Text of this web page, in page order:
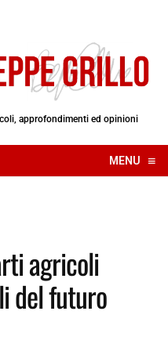
approfondimenti ed opinioni
MENU ≡
☰
agricoli
del futuro